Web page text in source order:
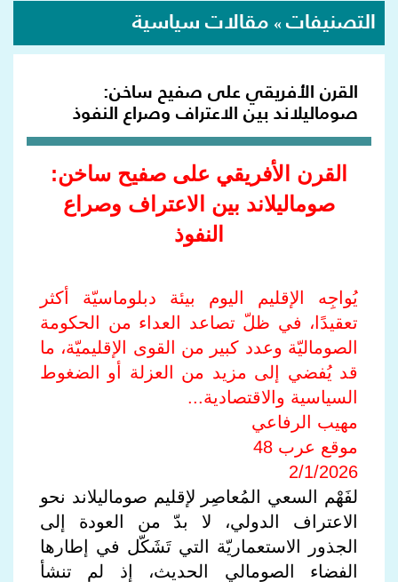
التصنيفات » مقالات سياسية
القرن الأفريقي على صفيح ساخن:
صوماليلاند بين الاعتراف وصراع النفوذ
القرن الأفريقي على صفيح ساخن:
صوماليلاند بين الاعتراف وصراع
النفوذ
يُواجِه الإقليم اليوم بيئة دبلوماسيّة أكثر
تعقيدًا، في ظلّ تصاعد العداء من الحكومة
الصوماليّة وعدد كبير من القوى الإقليميّة، ما
قد يُفضي إلى مزيد من العزلة أو الضغوط
السياسية والاقتصادية...
مهيب الرفاعي
موقع عرب 48
2/1/2026
لفَهْم السعي المُعاصِر لإقليم صوماليلاند نحو
الاعتراف الدولي، لا بدّ من العودة إلى
الجذور الاستعماريّة التي تَشَكّل في إطارها
الفضاء الصومالي الحديث، إذ لم تنشأ